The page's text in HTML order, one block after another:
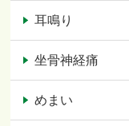
耳鳴り
坐骨神経痛
めまい